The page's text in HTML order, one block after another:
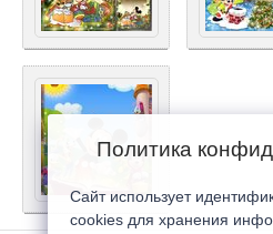
Политика
Сайт использует
cookies для хранения